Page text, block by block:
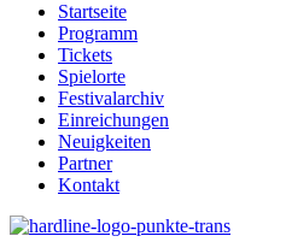
Startseite
Programm
Tickets
Spielorte
Festivalarchiv
Einreichungen
Neuigkeiten
Partner
Kontakt